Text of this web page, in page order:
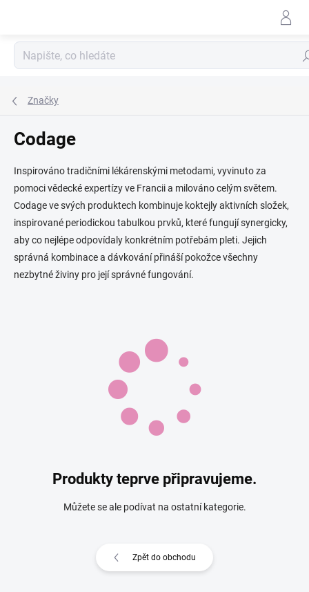
Značky
Codage
Inspirováno tradičními lékárenskými metodami, vyvinuto za
pomoci vědecké expertízy ve Francii a milováno celým světem.
Codage ve svých produktech kombinuje koktejly aktivních složek,
inspirované periodickou tabulkou prvků, které fungují synergicky,
aby co nejlépe odpovídaly konkrétním potřebám pleti. Jejich
správná kombinace a dávkování přináší pokožce všechny
nezbytné živiny pro její správné fungování.
Produkty teprve připravujeme.
Můžete se ale podívat na ostatní kategorie.
Zpět do obchodu